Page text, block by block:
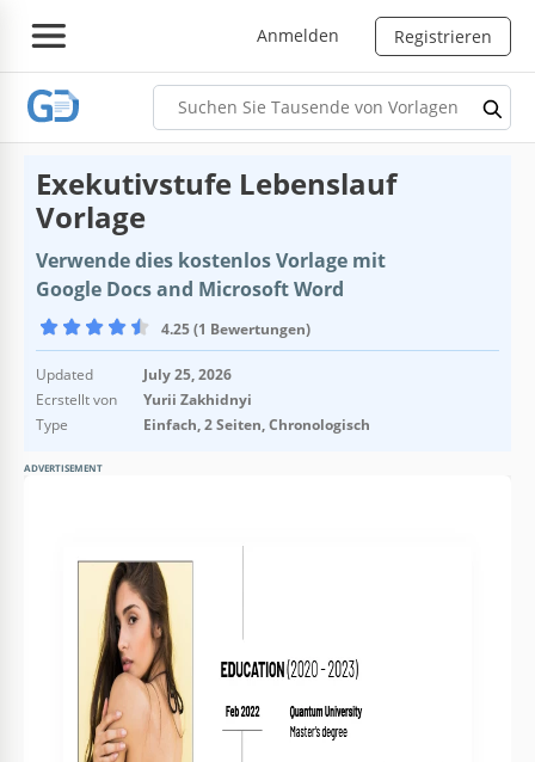
Anmelden Registrieren
Exekutivstufe Lebenslauf
Vorlage
Verwende dies kostenlos Vorlage mit
Google Docs and Microsoft Word
4.25 (1 Bewertungen)
Updated
July 25, 2026
Ecrstellt von
Yurii Zakhidnyi
Type
Einfach, 2 Seiten, Chronologisch
ADVERTISEMENT